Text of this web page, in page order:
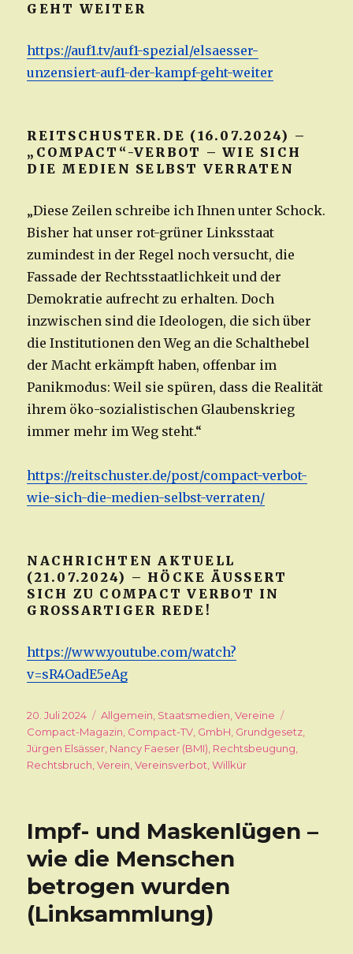
GEHT WEITER
https://auf1.tv/auf1-spezial/elsaesser-
unzensiert-auf1-der-kampf-geht-weiter
REITSCHUSTER.DE (16.07.2024) –
„COMPACT“-VERBOT – WIE SICH
DIE MEDIEN SELBST VERRATEN
„Diese Zeilen schreibe ich Ihnen unter Schock.
Bisher hat unser rot-grüner Linksstaat
zumindest in der Regel noch versucht, die
Fassade der Rechtsstaatlichkeit und der
Demokratie aufrecht zu erhalten. Doch
inzwischen sind die Ideologen, die sich über
die Institutionen den Weg an die Schalthebel
der Macht erkämpft haben, offenbar im
Panikmodus: Weil sie spüren, dass die Realität
ihrem öko-sozialistischen Glaubenskrieg
immer mehr im Weg steht.“
https://reitschuster.de/post/compact-verbot-
wie-sich-die-medien-selbst-verraten/
NACHRICHTEN AKTUELL
(21.07.2024) – HÖCKE ÄUSSERT S
ICH ZU COMPACT VERBOT IN G
ROSSARTIGER REDE!
https://www.youtube.com/watch?
v=sR4OadE5eAg
Veröffentlicht
am
20. Juli 2024 Kategorien
Allgemein, Staatsmedien,Vereine
Compact-Magazin, Compact-TV, GmbH, Grundgesetz,
Jürgen Elsässer, Nancy Faeser (BMI), Rechtsbeugung,
Rechtsbruch,Verein,Vereinsverbot,Willkür
Impf- und Maskenlügen –
wie die Menschen
betrogen wurden
(Linksammlung)